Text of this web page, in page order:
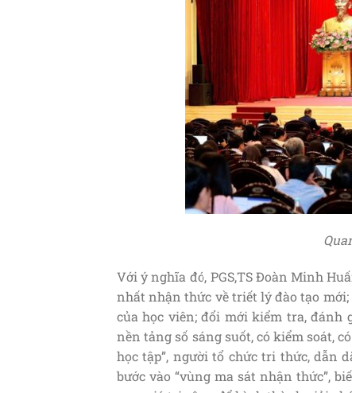
Với ý nghĩa đó, PGS,TS Đoàn Minh
nhất nhận thức về triết lý đào tạo
của học viên; đổi mới kiểm tra, đánh
nền tảng số sáng suốt, có kiểm soát,
học tập”, người tổ chức tri thức, dẫn
bước vào “vùng ma sát nhận thức”,